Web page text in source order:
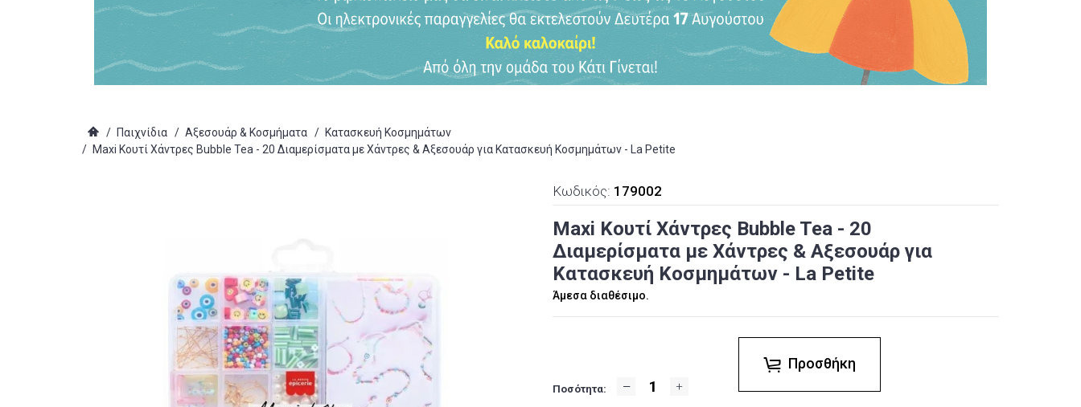
/ Παιχνίδια / Αξεσουάρ & Κοσμήματα / Κατασκευή Κοσμημάτων
/ Maxi Κουτί Χάντρες Bubble Tea - 20 Διαμερίσματα με Χάντρες & Αξεσουάρ για Κατασκευή Κοσμημάτων - La Petite
Κωδικός: 179002
Maxi Κουτί Χάντρες Bubble Tea - 20
Διαμερίσματα με Χάντρες & Αξεσουάρ για
Κατασκευή Κοσμημάτων - La Petite
Άμεσα διαθέσιμο.
Ποσότητα:
Προσθήκη